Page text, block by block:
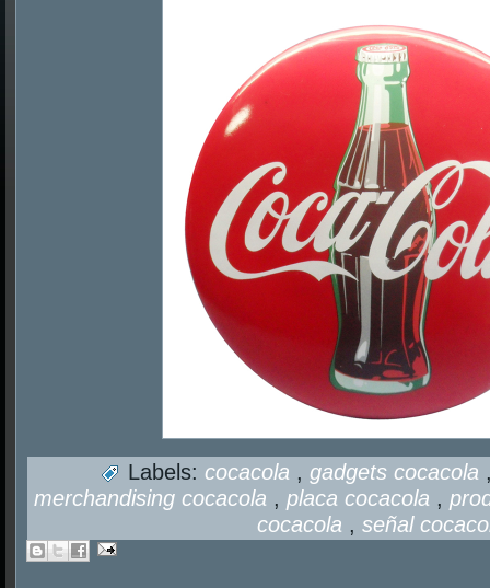
Labels: cocacola , gadgets cocacola
merchandising cocacola ,placa cocacola ,
cocacola ,señal